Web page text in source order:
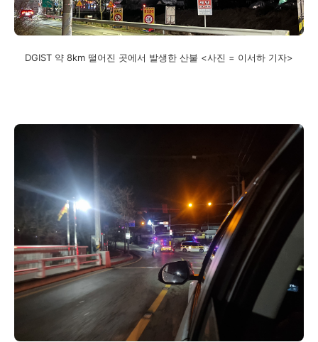
DGIST 약 8km 떨어진 곳에서 발생한 산불 <사진 = 이서하 기자>